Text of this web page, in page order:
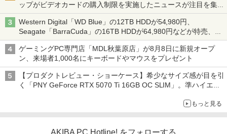
ップがビデオカードの購入制限を実施したニュースが注目を集め
る AKIBA PC Hotline! 先週のアクセスランキング 26年7月27日～
26年8月3日
Western Digital「WD Blue」の12TB HDDが54,980円、
Seagate「BarraCuda」の16TB HDDが64,980円などが特売、
NAS・ビジネス向けは上昇傾向 [8月前半のHDD価格]
ゲーミングPC専門店「MDL秋葉原店」が8月8日に新規オープ
ン、来場者1,000名にキーボードやマウスをプレゼント
【プロダクトレビュー・ショーケース】希少なサイズ感が目を引
く「PNY GeForce RTX 5070 Ti 16GB OC SLIM」。準ハイエン
もっと見る